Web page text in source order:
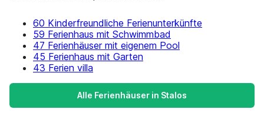
60 Kinderfreundliche Ferienunterkünfte
59 Ferienhaus mit Schwimmbad
47 Ferienhäuser mit eigenem Pool
45 Ferienhaus mit Garten
43 Ferien villa
Alle Ferienhäuser in Stalos